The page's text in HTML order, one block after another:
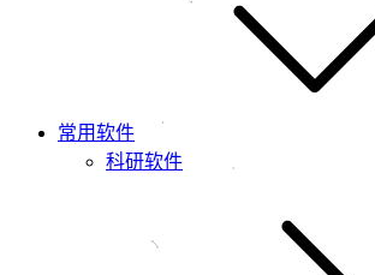
常用软件
科研软件